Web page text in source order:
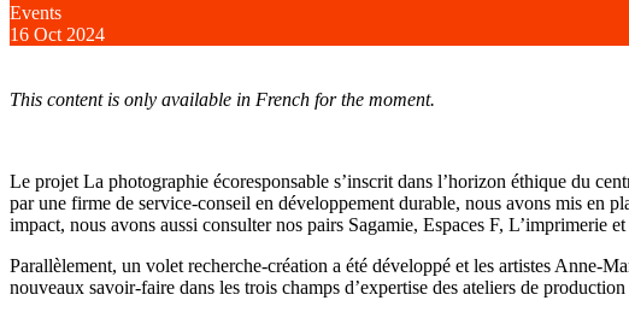
Events
16 Oct 2024
This content is only available in French for the moment.
Le projet La photographie écoresponsable s’inscrit dans l’horizon éthique du
par une firme de service-conseil en développement durable, nous avons mis en
impact, nous avons aussi consulter nos pairs Sagamie, Espaces F, L’imprimerie
Parallèlement, un volet recherche-création a été développé et les artistes Anne-
nouveaux savoir-faire dans les trois champs d’expertise des ateliers de